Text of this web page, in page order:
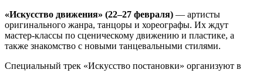
«Искусство движения» (22–27 февраля) — артисты
оригинального жанра, танцоры и хореографы. Их ждут
мастер-классы по сценическому движению и пластике, а
также знакомство с новыми танцевальными стилями.
Специальный трек «Искусство постановки» организуют в